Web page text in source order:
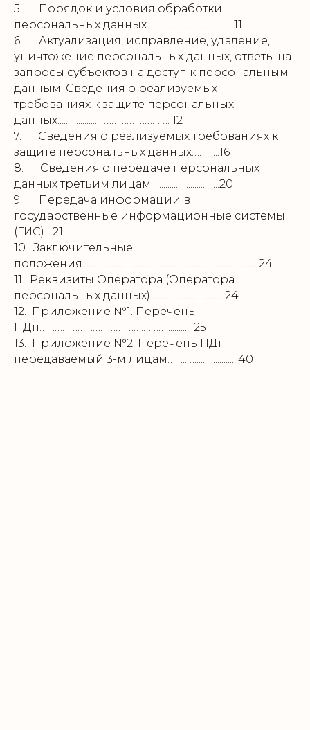
5. Порядок и условия обработки
персональных данных ……………… …… …… 11
6. Актуализация, исправление, удаление,
уничтожение персональных данных, ответы на
запросы субъектов на доступ к персональным
данным. Сведения о реализуемых
требованиях к защите персональных
данных..................... ………… …………. 12
7. Сведения о реализуемых требованиях к
защите персональных данных……......16
8. Сведения о передаче персональных
данных третьим лицам.................................20
9. Передача информации в
государственные информационные системы
(ГИС)....21
10. Заключительные
положения.....................................................................................24
11. Реквизиты Оператора (Оператора
персональных данных)....................................24
12. Приложение №1. Перечень
ПДн…………………………… …….………............ 25
13. Приложение №2. Перечень ПДн
передаваемый 3-м лицам……..….....................40